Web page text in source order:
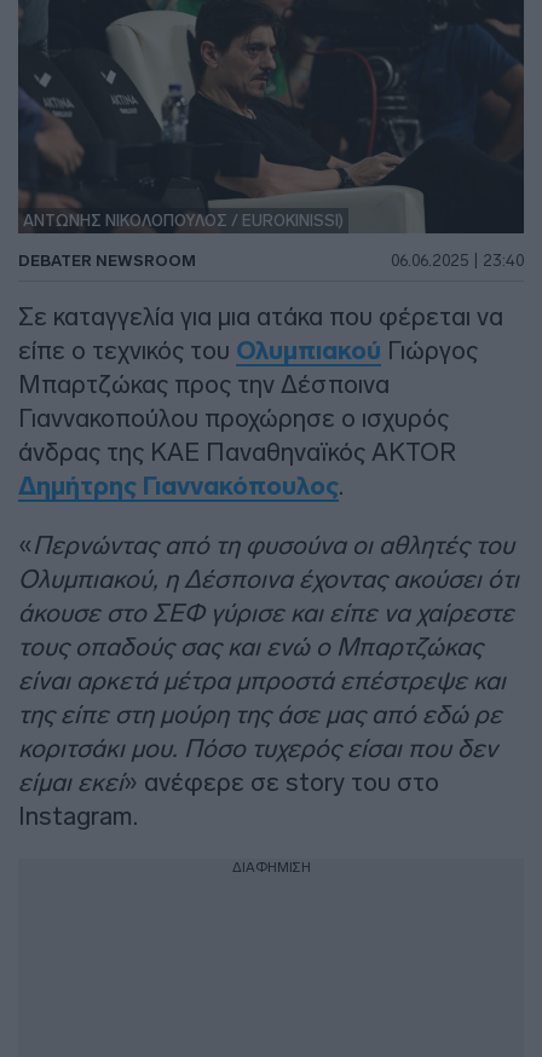
ΑΝΤΩΝΗΣ ΝΙΚΟΛΟΠΟΥΛΟΣ / EUROKINISSI)
DEBATER NEWSROOM 06.06.2025 | 23:40
Σε καταγγελία για μια ατάκα που φέρεται να
είπε ο τεχνικός του Ολυμπιακού Γιώργος
Μπαρτζώκας προς την Δέσποινα
Γιαννακοπούλου προχώρησε ο ισχυρός
άνδρας της ΚΑΕ Παναθηναϊκός AKTOR
Δημήτρης Γιαννακόπουλος.
«Περνώντας από τη φυσούνα οι αθλητές του
Ολυμπιακού, η Δέσποινα έχοντας ακούσει ότι
άκουσε στο ΣΕΦ γύρισε και είπε να χαίρεστε
τους οπαδούς σας και ενώ ο Μπαρτζώκας
είναι αρκετά μέτρα μπροστά επέστρεψε και
της είπε στη μούρη της άσε μας από εδώ ρε
κοριτσάκι μου. Πόσο τυχερός είσαι που δεν
είμαι εκεί» ανέφερε σε story του στο
Instagram.
ΔΙΑΦΗΜΙΣΗ